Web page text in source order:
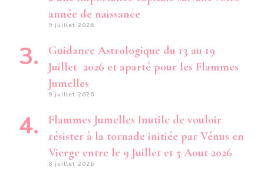
année de naissance
9 juillet 2026
Guidance Astrologique du 13 au 19
Juillet 2026 et aparté pour les Flammes
Jumelles
9 juillet 2026
Flammes Jumelles Inutile de vouloir
résister à la tornade initiée par Vénus en
Vierge entre le 9 Juillet et 5 Aout 2026
8 juillet 2026